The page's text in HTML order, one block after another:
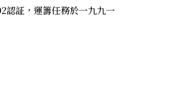
認証，運籌任務於一九九一